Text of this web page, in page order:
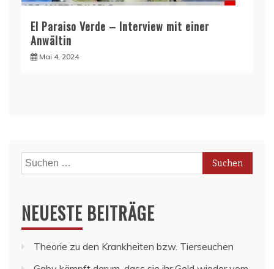
El Paraiso Verde – Interview mit einer
Anwältin
Mai 4, 2024
Suchen
nach:
NEUESTE BEITRÄGE
Theorie zu den Krankheiten bzw. Tierseuchen